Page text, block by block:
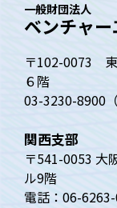
一般財団法人
ベンチャ
〒102-0073
６階
03-3230-8900
関西支部
〒541-0053
ル9階
電話：06-